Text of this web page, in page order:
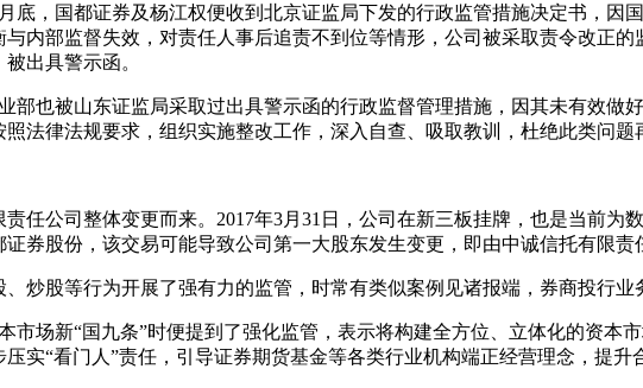
底，国都证券及杨江权便收到北京证监局下发的行政监管措施决定书，因
内部监督失效，对责任人事后追责不到位等情形，公司被采取责令改正
出具警示函。
部也被山东证监局采取过出具警示函的行政监督管理措施，因其未有效
法律法规要求，组织实施整改工作，深入自查、吸取教训，杜绝此类问题
任公司整体变更而来。2017年3月31日，公司在新三板挂牌，也是当前
券股份，该交易可能导致公司第一大股东发生变更，即由中诚信托有限责
炒股等行为开展了强有力的监管，时常有类似案例见诸报端，券商投行
市场新“国九条”时便提到了强化监管，表示将构建全方位、立体化的资本
实“看门人”责任，引导证券期货基金等各类行业机构端正经营理念，提升